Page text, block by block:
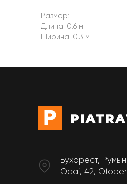
Pазмер:
Длина: 0.6 м
Ширина: 0.3 м
Бухарест,
Odai, 42,